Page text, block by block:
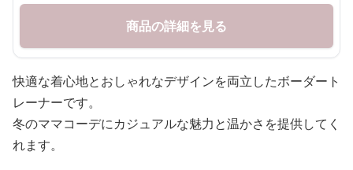
商品の詳細を見る
快適な着心地とおしゃれなデザインを両立したボーダート
レーナーです。
冬のママコーデにカジュアルな魅力と温かさを提供してく
れます。